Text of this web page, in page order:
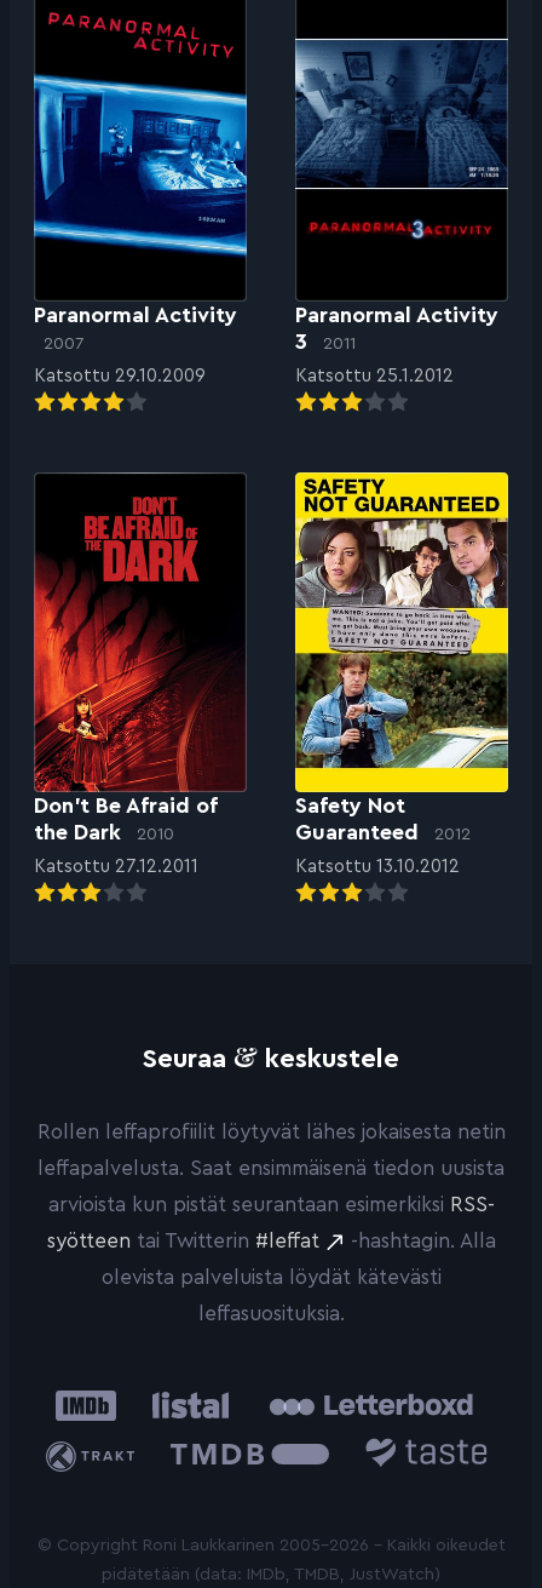
Paranormal Activity
2007
Katsottu 29.10.2009
Paranormal Activity
3
2011
Katsottu 25.1.2012
Don’t Be Afraid of
the Dark
2010
Katsottu 27.12.2011
Safety Not
Guaranteed
2012
Katsottu 13.10.2012
Seuraa & keskustele
Rollen leffaprofiilit löytyvät lähes jokaisesta netin
leffapalvelusta. Saat ensimmäisenä tiedon uusista
arvioista kun pistät seurantaan esimerkiksi RSS-
syötteen tai Twitterin #leffat
-hashtagin. Alla
olevista palveluista löydät kätevästi
leffasuosituksia.
IMDb Listal
Trakt
Database
© Copyright Roni Laukkarinen 2005-2026 - Kaikki oikeudet
pidätetään (data: IMDb, TMDB, JustWatch)